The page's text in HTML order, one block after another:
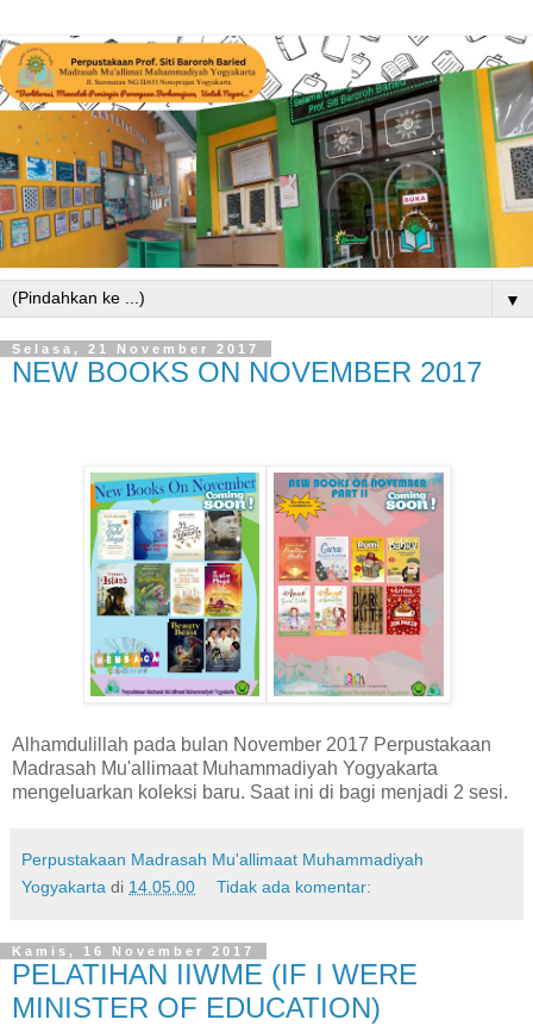
▼
Selasa, 21 November 2017
NEW BOOKS ON NOVEMBER 2017
Alhamdulillah pada bulan November 2017 Perpustakaan
Madrasah Mu'allimaat Muhammadiyah Yogyakarta
mengeluarkan koleksi baru. Saat ini di bagi menjadi 2 sesi.
Perpustakaan Madrasah Mu'allimaat Muhammadiyah
Yogyakarta di 14.05.00 Tidak ada komentar:
Kamis, 16 November 2017
PELATIHAN IIWME (IF I WERE
MINISTER OF EDUCATION)